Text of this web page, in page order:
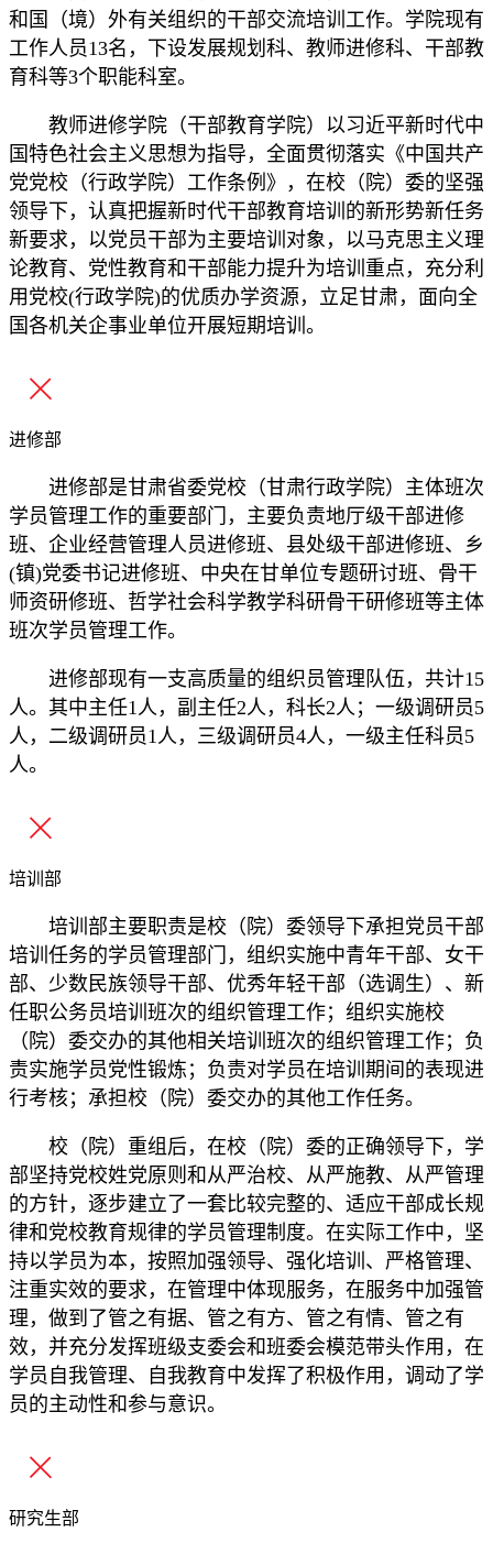
和国（境）外有关组织的干部交流培训工作。学院现有
工作人员13名，下设发展规划科、教师进修科、干部教
育科等3个职能科室。
教师进修学院（干部教育学院）以习近平新时代中
国特色社会主义思想为指导，全面贯彻落实《中国共产
党党校（行政学院）工作条例》，在校（院）委的坚强
领导下，认真把握新时代干部教育培训的新形势新任务
新要求，以党员干部为主要培训对象，以马克思主义理
论教育、党性教育和干部能力提升为培训重点，充分利
用党校(行政学院)的优质办学资源，立足甘肃，面向全
国各机关企事业单位开展短期培训。
进修部
进修部是甘肃省委党校（甘肃行政学院）主体班次
学员管理工作的重要部门，主要负责地厅级干部进修
班、企业经营管理人员进修班、县处级干部进修班、乡
(镇)党委书记进修班、中央在甘单位专题研讨班、骨干
师资研修班、哲学社会科学教学科研骨干研修班等主体
班次学员管理工作。
进修部现有一支高质量的组织员管理队伍，共计15
人。其中主任1人，副主任2人，科长2人；一级调研员5
人，二级调研员1人，三级调研员4人，一级主任科员5
人。
培训部
培训部主要职责是校（院）委领导下承担党员干部
培训任务的学员管理部门，组织实施中青年干部、女干
部、少数民族领导干部、优秀年轻干部（选调生）、新
任职公务员培训班次的组织管理工作；组织实施校
（院）委交办的其他相关培训班次的组织管理工作；负
责实施学员党性锻炼；负责对学员在培训期间的表现进
行考核；承担校（院）委交办的其他工作任务。
校（院）重组后，在校（院）委的正确领导下，学
部坚持党校姓党原则和从严治校、从严施教、从严管理
的方针，逐步建立了一套比较完整的、适应干部成长规
律和党校教育规律的学员管理制度。在实际工作中，坚
持以学员为本，按照加强领导、强化培训、严格管理、
注重实效的要求，在管理中体现服务，在服务中加强管
理，做到了管之有据、管之有方、管之有情、管之有
效，并充分发挥班级支委会和班委会模范带头作用，在
学员自我管理、自我教育中发挥了积极作用，调动了学
员的主动性和参与意识。
研究生部